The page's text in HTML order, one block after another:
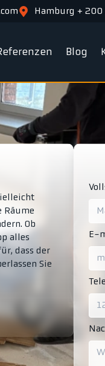
Hamburg + 200
Blog
Räume
Ob
alles
dass der
Sie
E-